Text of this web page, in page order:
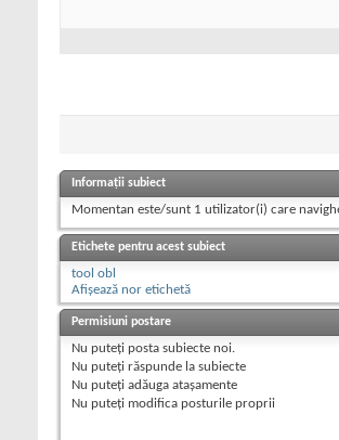
Informații subiect
Momentan este/sunt 1 utilizator(i) care
Etichete pentru acest subiect
tool obl
Afișează nor etichetă
Permisiuni postare
Nu puteţi posta subiecte noi.
Nu puteţi răspunde la subiecte
Nu puteţi adăuga ataşamente
Nu puteţi modifica posturile proprii